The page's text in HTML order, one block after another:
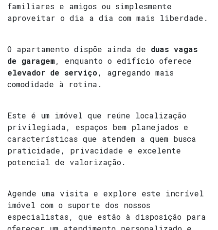
familiares e amigos ou simplesmente
aproveitar o dia a dia com mais liberdade.
O apartamento dispõe ainda de duas vagas
de garagem, enquanto o edifício oferece
elevador de serviço, agregando mais
comodidade à rotina.
Este é um imóvel que reúne localização
privilegiada, espaços bem planejados e
características que atendem a quem busca
praticidade, privacidade e excelente
potencial de valorização.
Agende uma visita e explore este incrível
imóvel com o suporte dos nossos
especialistas, que estão à disposição para